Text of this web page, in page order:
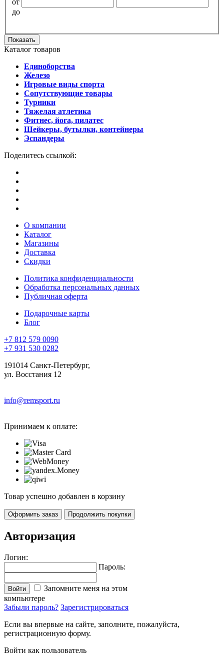
от
до
Показать
Каталог товаров
Единоборства
Железо
Игровые виды спорта
Сопутствующие товары
Турники
Тяжелая атлетика
Фитнес, йога, пилатес
Шейкеры, бутылки, контейнеры
Эспандеры
Поделитесь ссылкой:
О компании
Каталог
Магазины
Доставка
Скидки
Политика конфиденциальности
Обработка персональных данных
Публичная оферта
Подарочные карты
Блог
+7 812 579 0090
+7 931 530 0282
191014 Санкт-Петербург,
ул. Восстания 12
info@remsport.ru
Принимаем к оплате:
Товар успешно добавлен в корзину
Оформить заказ Продолжить покупки
Авторизация
Логин:
Пароль:
Войти
Запомните меня на этом
компьютере
Забыли пароль? Зарегистрироваться
Если вы впервые на сайте, заполните, пожалуйста,
регистрационную форму.
Войти как пользователь